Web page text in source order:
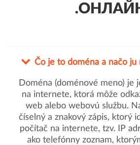
Čo je to doména a načo ju
Doména (doménové meno) je
na internete, ktorá môže
web alebo webovú službu.
číselný a znakový zápis, ktorý
počítač na internete, tzv. IP
ako telefónny zoznam,